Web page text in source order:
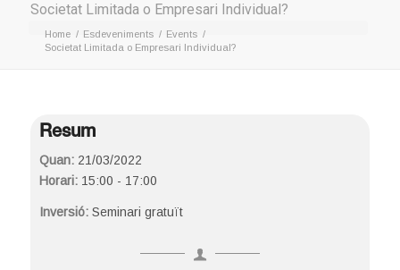
Societat Limitada o Empresari Individual?
Home / Esdeveniments / Events /
Societat Limitada o Empresari Individual?
Resum
Quan:21/03/2022
Horari:15:00 - 17:00
Inversió: Seminari gratuït